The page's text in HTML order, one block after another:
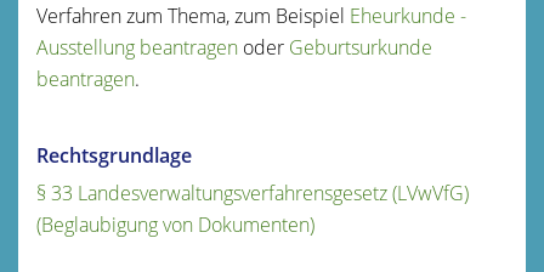
Verfahren zum Thema, zum Beispiel Eheurkunde -
Ausstellung beantragen oder Geburtsurkunde
beantragen.
Rechtsgrundlage
§ 33 Landesverwaltungsverfahrensgesetz (LVwVfG)
(Beglaubigung von Dokumenten)